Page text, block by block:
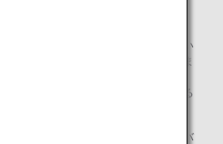
ついて
、機内にお預かりするスペースがない
時にカウンターにてお預かりいたしま
すを飛行機出入り口までご希望される
用は、ご予約の際にサイズ、重量、バ